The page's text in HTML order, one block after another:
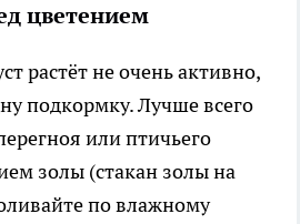
цветением
растёт не очень активно,
подкормку. Лучше всего
или птичьего
золы (стакан золы на
по влажному